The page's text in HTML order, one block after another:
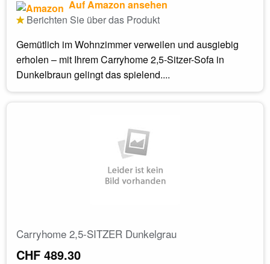
Auf Amazon ansehen
Berichten Sie über das Produkt
Gemütlich im Wohnzimmer verweilen und ausgiebig
erholen – mit Ihrem Carryhome 2,5-Sitzer-Sofa in
Dunkelbraun gelingt das spielend....
Carryhome 2,5-SITZER Dunkelgrau
CHF 489.30